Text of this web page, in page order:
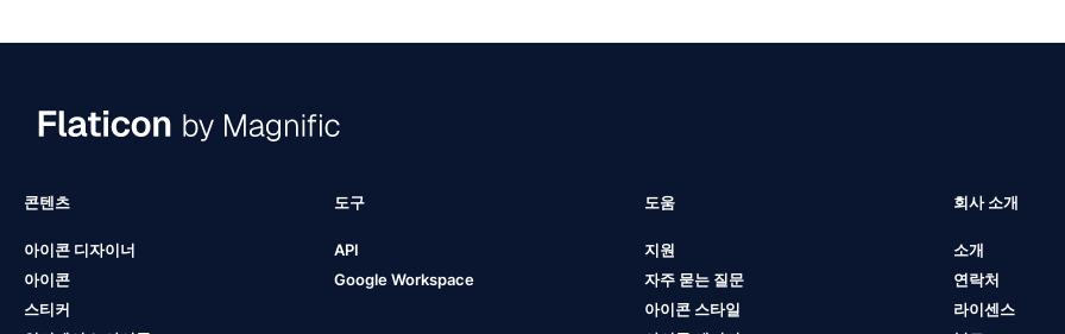
콘텐츠
아이콘 디자이너
아이콘
스티커
도구
API
Google Workspace
도움
지원
자주 묻는 질문
아이콘 스타일
회사 소개
소개
연락처
라이센스